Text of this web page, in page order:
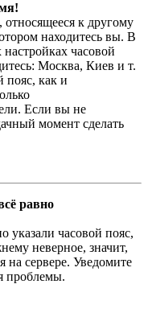
к другому
находитесь вы. В
часовой
Москва, Киев и т.
пояс, как и
Если вы не
момент сделать
равно
указали часовой пояс,
неверное, значит,
на сервере. Уведомите
проблемы.